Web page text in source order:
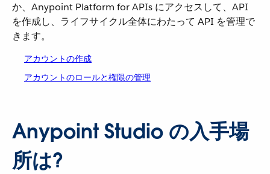
か、Anypoint Platform for APIs にアクセスして、API
を作成し、ライフサイクル全体にわたって API を管理で
きます。
アカウントの作成
アカウントのロールと権限の管理
Anypoint Studio の入手場
所は?